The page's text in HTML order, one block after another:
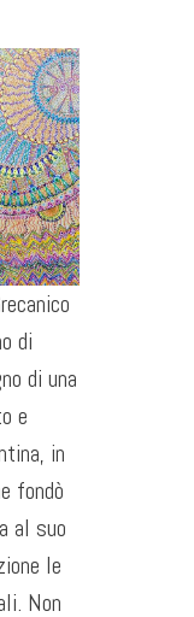
di
di una
e
in
fondò
al suo
le
Non